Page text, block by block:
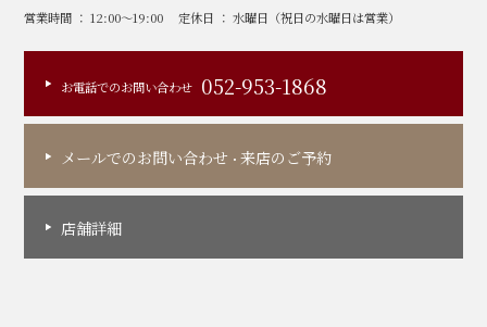
営業時間 ： 12:00～19:00 定休日 ： 水曜日（祝日の水曜日は営業）
お電話でのお問い合わせ 052-953-1868
メールでのお問い合わせ ・来店のご予約
店舗詳細